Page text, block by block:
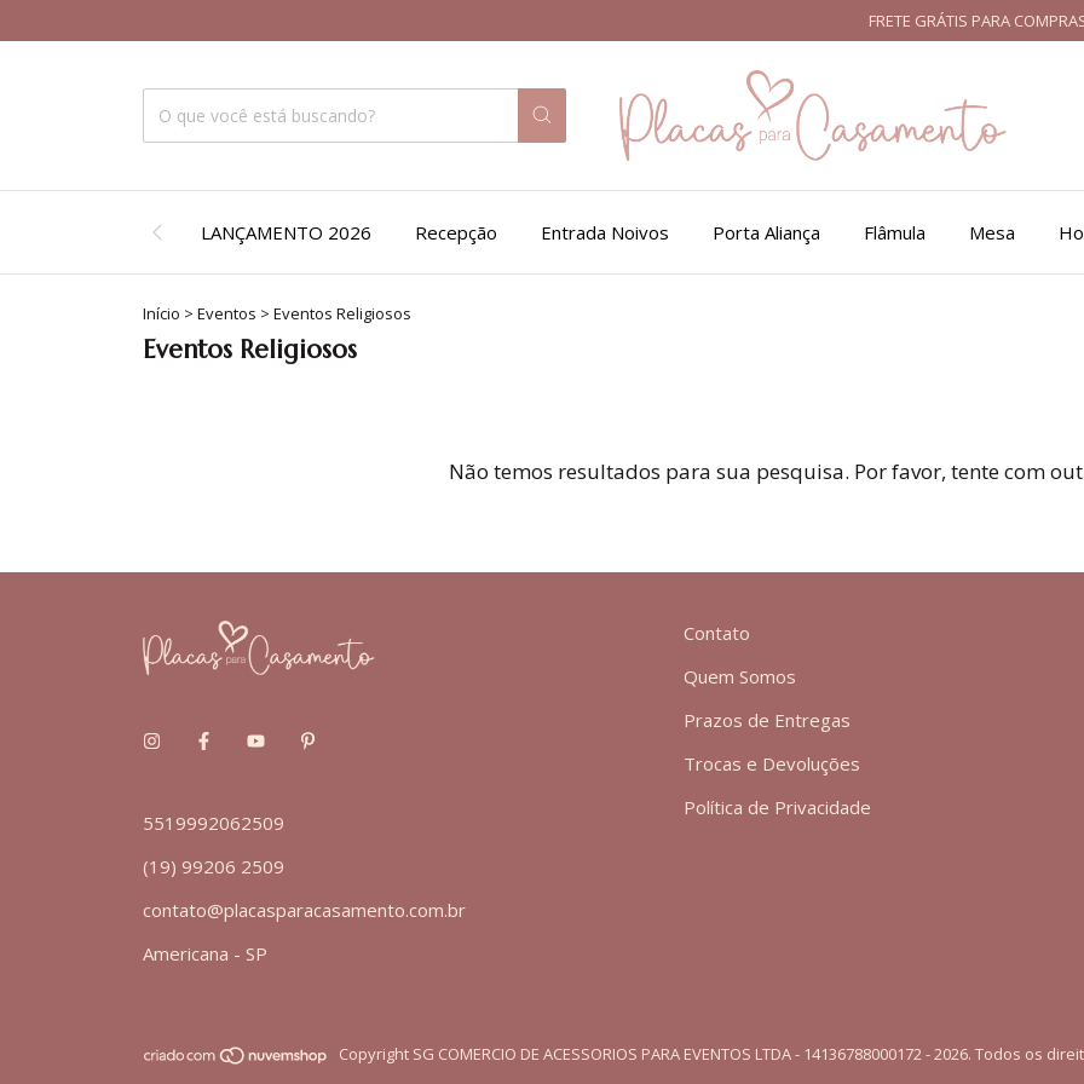
FRETE GRÁTIS PARA
LANÇAMENTO 2026 Recepção Entrada Noivos Porta Aliança Flâmula Mesa
Início > Eventos > Eventos Religiosos
Eventos Religiosos
Não temos resultados para sua pesquisa. Por favor, tente com
5519992062509
(19) 99206 2509
contato@placasparacasamento.com.br
Americana - SP
Contato
Quem Somos
Prazos de Entregas
Trocas e Devoluções
Política de Privacidade
Copyright SG COMERCIO DE ACESSORIOS PARA EVENTOS LTDA - 14136788000172 - 2026. Todos os